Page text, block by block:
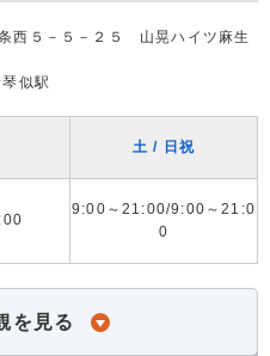
西５－５－２５ 山晃ハイツ麻生
似駅
土 / 日祝
9:00～21:00/9:00～21:0
0
を見る